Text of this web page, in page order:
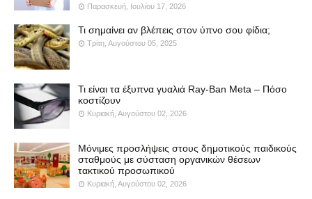
Παρασκευή, Ιουλίου 17, 2026
Τι σημαίνει αν βλέπεις στον ύπνο σου φίδια;
Τρίτη, Αυγούστου 05, 2025
Τι είναι τα έξυπνα γυαλιά Ray-Ban Meta – Πόσο
κοστίζουν
Κυριακή, Αυγούστου 02, 2026
Μόνιμες προσλήψεις στους δημοτικούς παιδικούς
σταθμούς με σύσταση οργανικών θέσεων
τακτικού προσωπικού
Κυριακή, Αυγούστου 02, 2026